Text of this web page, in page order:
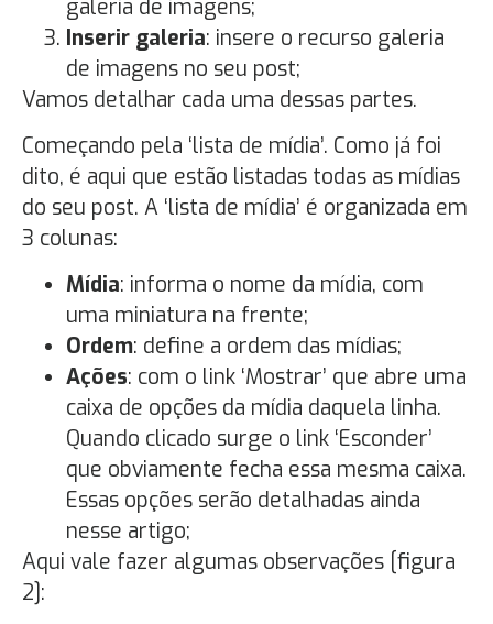
galeria de imagens;
Inserir galeria: insere o recurso galeria
de imagens no seu post;
Vamos detalhar cada uma dessas partes.
Começando pela ‘lista de mídia’. Como já foi
dito, é aqui que estão listadas todas as mídias
do seu post. A ‘lista de mídia’ é organizada em
3 colunas:
Mídia: informa o nome da mídia, com
uma miniatura na frente;
Ordem: define a ordem das mídias;
Ações: com o link ‘Mostrar’ que abre uma
caixa de opções da mídia daquela linha.
Quando clicado surge o link ‘Esconder’
que obviamente fecha essa mesma caixa.
Essas opções serão detalhadas ainda
nesse artigo;
Aqui vale fazer algumas observações [figura
2]: